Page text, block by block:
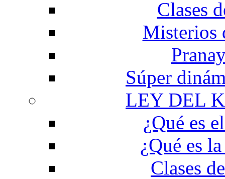
Clases
Misterios
Súper
LEY DEL
¿Qué es
¿Qué es
Clases